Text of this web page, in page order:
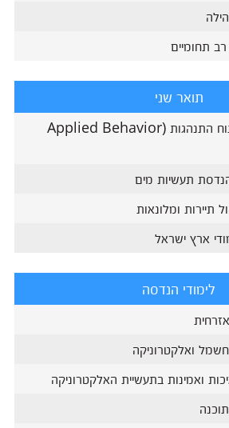
תחומיים
תואר שני
תואר שני (M.A) בניתוח התנהגות (Applied Behavior
לימודי הנדסה
ואלקטרוניקה
ואמינות בתעשיית האלקטרוניקה